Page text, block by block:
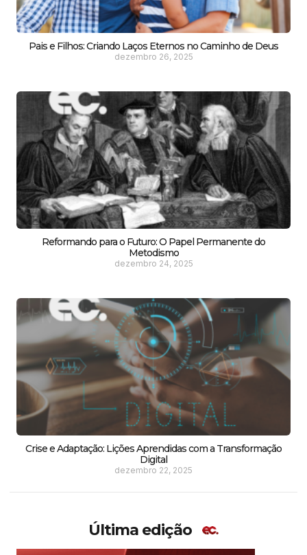
Pais e Filhos: Criando Laços Eternos no Caminho de Deus
dezembro 26, 2025
Reformando para o Futuro: O Papel Permanente do
Metodismo
dezembro 24, 2025
Crise e Adaptação: Lições Aprendidas com a Transformação
Digital
dezembro 22, 2025
Última edição